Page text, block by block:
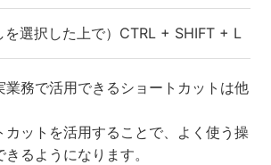
を選択した上で）CTRL + SHIFT + L
業務で活用できるショートカットは他
カットを活用することで、よく使う操
るようになります。